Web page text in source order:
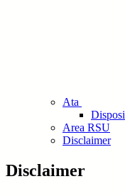
Ata
Area RSU
Disclaimer
Disclaimer